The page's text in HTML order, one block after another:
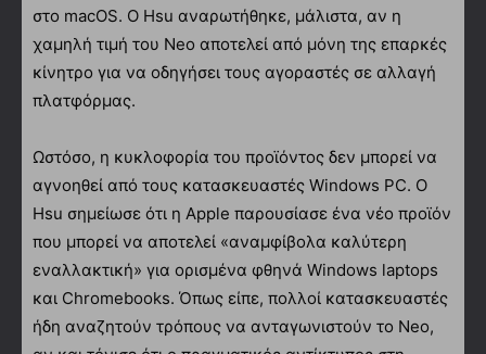
στο macOS. Ο Hsu αναρωτήθηκε, μάλιστα, αν η
χαμηλή τιμή του Neo αποτελεί από μόνη της επαρκές
κίνητρο για να οδηγήσει τους αγοραστές σε αλλαγή
πλατφόρμας.
Ωστόσο, η κυκλοφορία του προϊόντος δεν μπορεί να
αγνοηθεί από τους κατασκευαστές Windows PC. Ο
Hsu σημείωσε ότι η Apple παρουσίασε ένα νέο προϊόν
που μπορεί να αποτελεί «αναμφίβολα καλύτερη
εναλλακτική» για ορισμένα φθηνά Windows laptops
και Chromebooks. Όπως είπε, πολλοί κατασκευαστές
ήδη αναζητούν τρόπους να ανταγωνιστούν το Neo,